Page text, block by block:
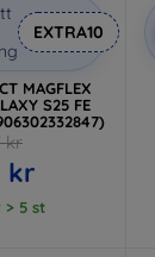
EXTRA10
MAGFLEX
S25 FE
kr
kr
> 5 st